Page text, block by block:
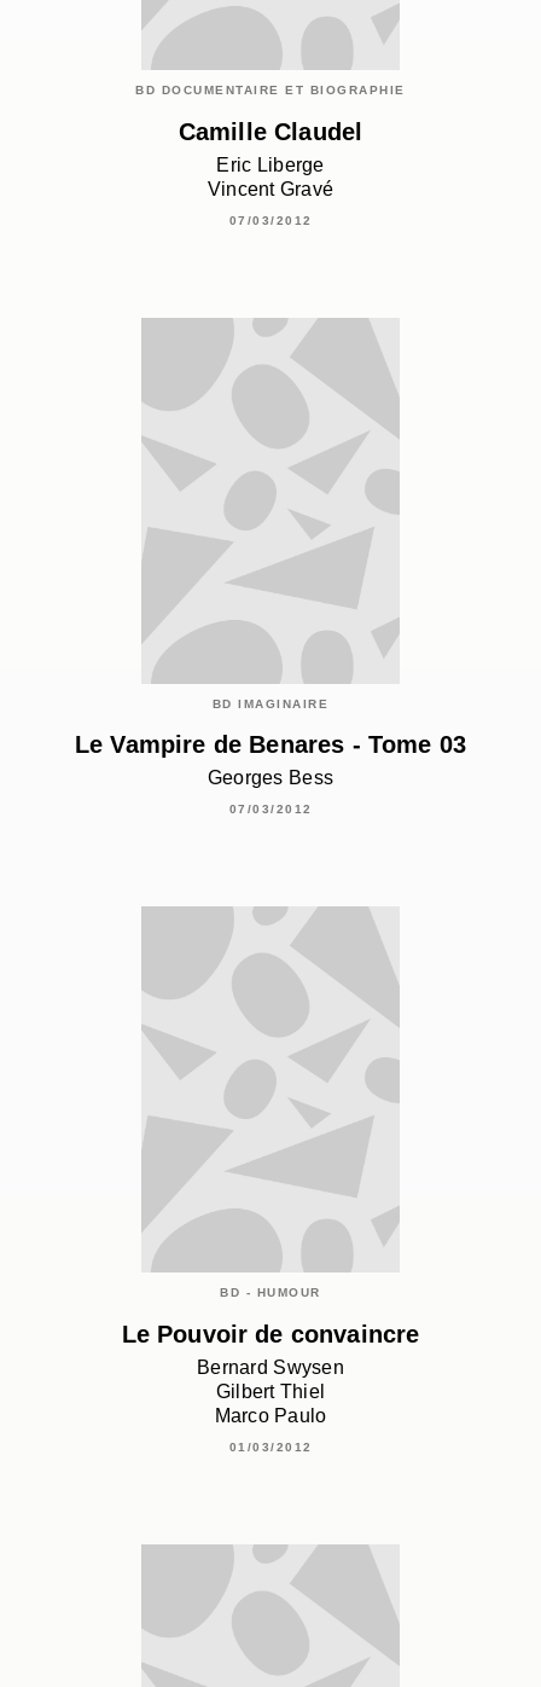
BD DOCUMENTAIRE ET BIOGRAPHIE
Camille Claudel
Eric Liberge
Vincent Gravé
07/03/2012
BD IMAGINAIRE
Le Vampire de Benares - Tome 03
Georges Bess
07/03/2012
BD - HUMOUR
Le Pouvoir de convaincre
Bernard Swysen
Gilbert Thiel
Marco Paulo
01/03/2012